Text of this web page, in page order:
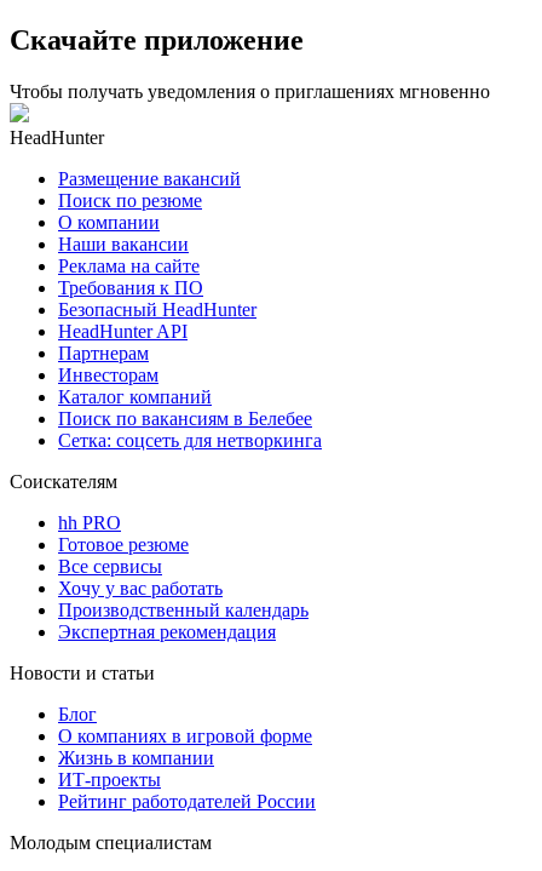
Скачайте приложение
Чтобы получать уведомления о приглашениях мгновенно
HeadHunter
Размещение вакансий
Поиск по резюме
О компании
Наши вакансии
Реклама на сайте
Требования к ПО
Безопасный HeadHunter
HeadHunter API
Партнерам
Инвесторам
Каталог компаний
Поиск по вакансиям в Белебее
Сетка: соцсеть для нетворкинга
Соискателям
hh PRO
Готовое резюме
Все сервисы
Хочу у вас работать
Производственный календарь
Экспертная рекомендация
Новости и статьи
Блог
О компаниях в игровой форме
Жизнь в компании
ИТ-проекты
Рейтинг работодателей России
Молодым специалистам